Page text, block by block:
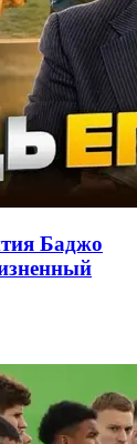
Баджо